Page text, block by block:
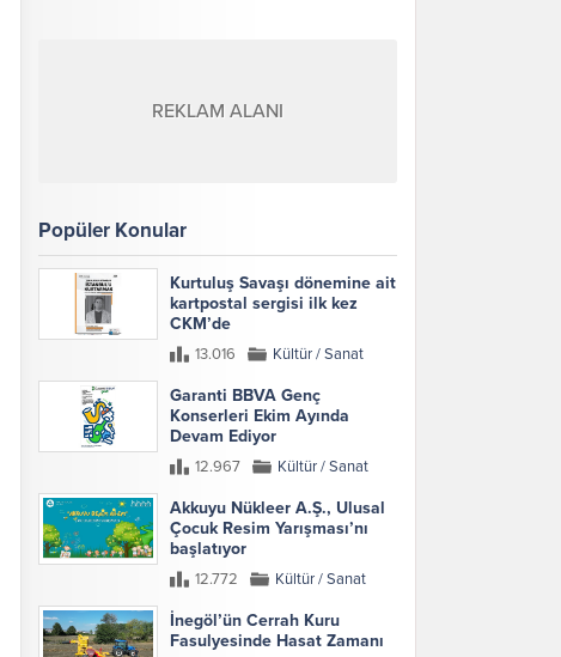
REKLAM ALANI
Popüler Konular
Kurtuluş Savaşı dönemine ait
kartpostal sergisi ilk kez
CKM’de
13.016 Kültür / Sanat
Garanti BBVA Genç
Konserleri Ekim Ayında
Devam Ediyor
12.967 Kültür / Sanat
Akkuyu Nükleer A.Ş., Ulusal
Çocuk Resim Yarışması’nı
başlatıyor
12.772 Kültür / Sanat
İnegöl’ün Cerrah Kuru
Fasulyesinde Hasat Zamanı